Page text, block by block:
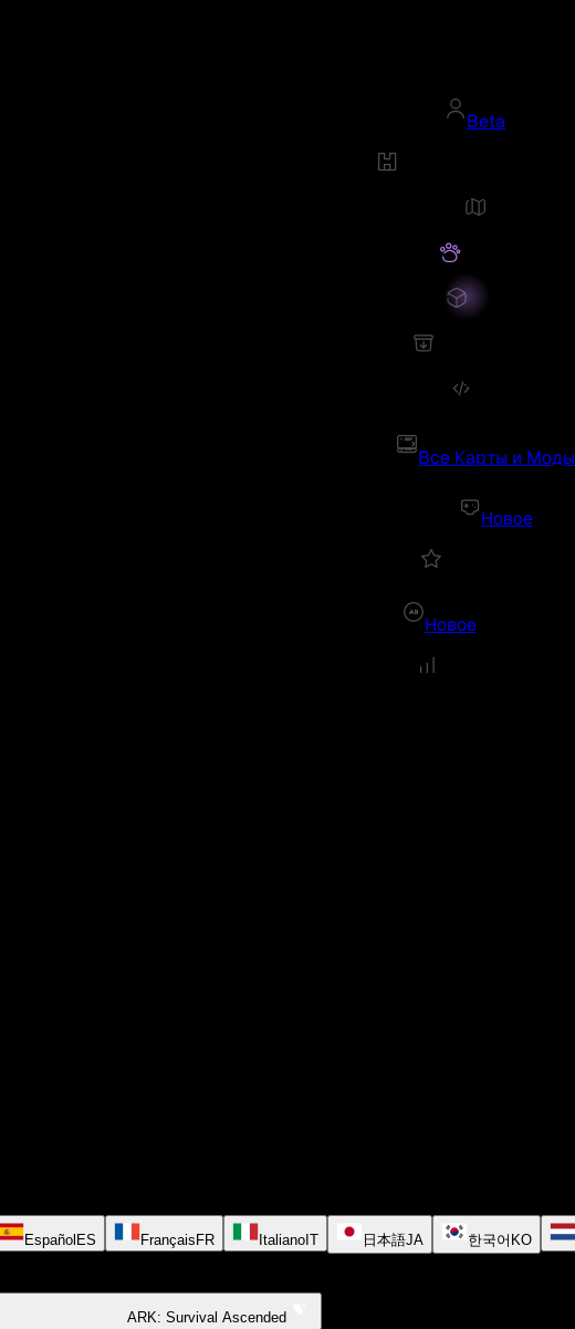
Beta
Все Карты и Моды
Новое
Новое
Español ES Français FR Italiano IT 日本語JA 한국어 KO
ARK: Survival Ascended